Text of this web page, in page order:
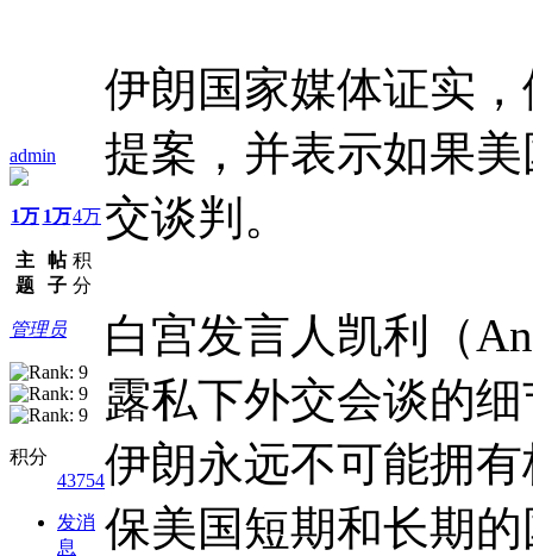
admin
1万
主
题
1万
帖
子
4万
积
分
管理员
积分
43754
发消
息
伊朗国家媒体证实
提案，并表示如果
交谈判。
白宫发言人凯利（
露私下外交会谈的
伊朗永远不可能拥
保美国短期和长期